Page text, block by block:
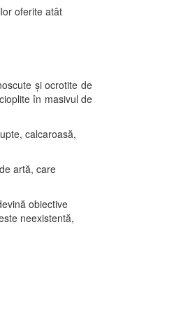
oferite atât
şi ocrotite de
în masivul de
calcaroasă,
artă, care
obiective
neexistentă,